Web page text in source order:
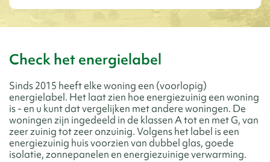
Check het energielabel
Sinds 2015 heeft elke woning een (voorlopig)
energielabel. Het laat zien hoe energiezuinig een woning
is - en u kunt dat vergelijken met andere woningen. De
woningen zijn ingedeeld in de klassen A tot en met G, van
zeer zuinig tot zeer onzuinig. Volgens het label is een
energiezuinig huis voorzien van dubbel glas, goede
isolatie, zonnepanelen en energiezuinige verwarming.